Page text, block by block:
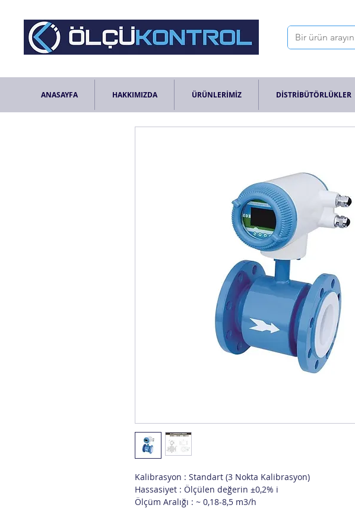
ANASAYFA HAKKIMIZDA ÜRÜNLERİMİZ DİSTRİBÜTÖRLÜKLER
Kalibrasyon : Standart (3 Nokta Kalibrasyon)
Hassasiyet : Ölçülen değerin ±0,2% i
Ölçüm Aralığı : ~ 0,18-8,5 m3/h